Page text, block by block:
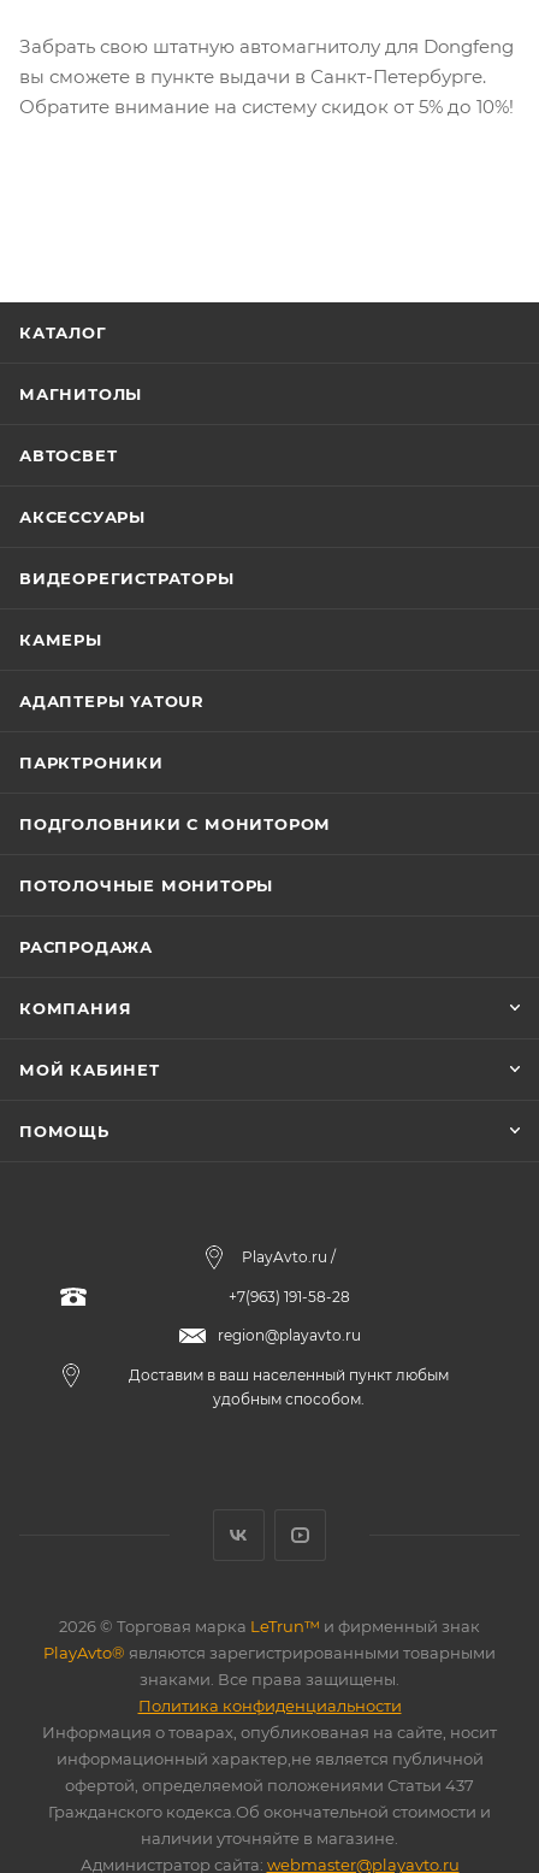
Забрать свою штатную автомагнитолу для Dongfeng
вы сможете в пункте выдачи в Санкт-Петербурге.
Обратите внимание на систему скидок от 5% до 10%!
КАТАЛОГ
МАГНИТОЛЫ
АВТОСВЕТ
АКСЕССУАРЫ
ВИДЕОРЕГИСТРАТОРЫ
КАМЕРЫ
АДАПТЕРЫ YATOUR
ПАРКТРОНИКИ
ПОДГОЛОВНИКИ С МОНИТОРОМ
ПОТОЛОЧНЫЕ МОНИТОРЫ
РАСПРОДАЖА
КОМПАНИЯ
МОЙ КАБИНЕТ
ПОМОЩЬ
PlayAvto.ru /
+7(963) 191-58-28
region@playavto.ru
Доставим в ваш населенный пункт любым
удобным способом.
2026 © Торговая марка LeTrun™ и фирменный знак
PlayAvto® являются зарегистрированными товарными
знаками. Все права защищены.
Политика конфиденциальности
Информация о товарах, опубликованая на сайте, носит
информационный характер,не является публичной
офертой, определяемой положениями Статьи 437
Гражданского кодекса.Об окончательной стоимости и
наличии уточняйте в магазине.
Администратор сайта: webmaster@playavto.ru